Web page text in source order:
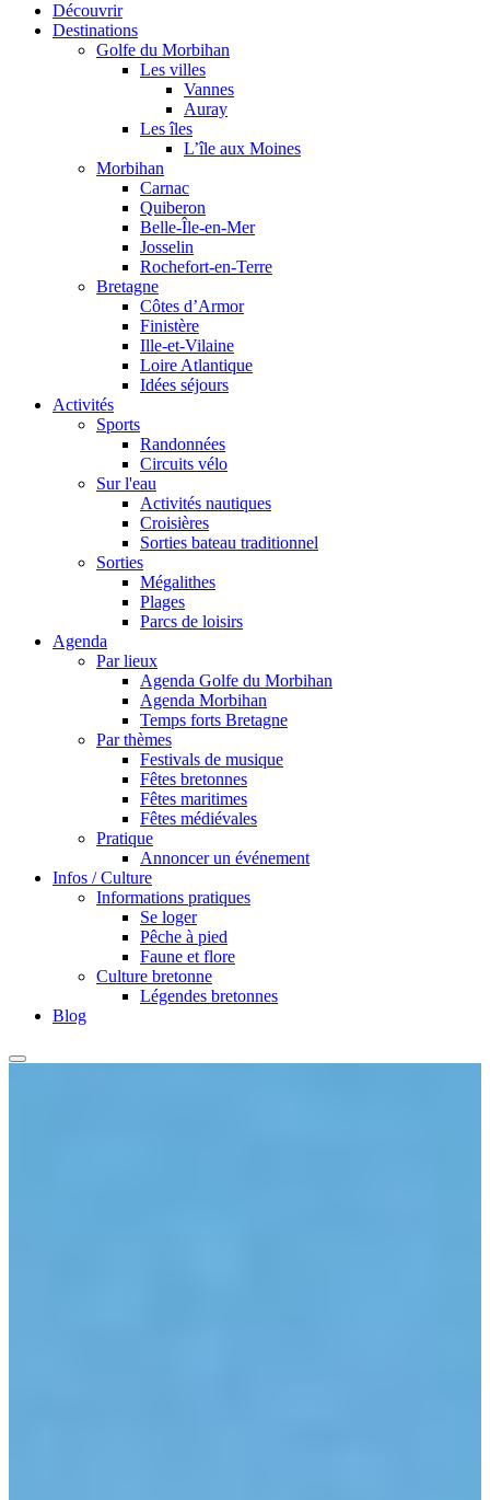
Découvrir
Destinations
Golfe du Morbihan
Les villes
Vannes
Auray
Les îles
L’île aux Moines
Morbihan
Carnac
Quiberon
Belle-Île-en-Mer
Josselin
Rochefort-en-Terre
Bretagne
Côtes d’Armor
Finistère
Ille-et-Vilaine
Loire Atlantique
Idées séjours
Activités
Sports
Randonnées
Circuits vélo
Sur l'eau
Activités nautiques
Croisières
Sorties bateau traditionnel
Sorties
Mégalithes
Plages
Parcs de loisirs
Agenda
Par lieux
Agenda Golfe du Morbihan
Agenda Morbihan
Temps forts Bretagne
Par thèmes
Festivals de musique
Fêtes bretonnes
Fêtes maritimes
Fêtes médiévales
Pratique
Annoncer un événement
Infos / Culture
Informations pratiques
Se loger
Pêche à pied
Faune et flore
Culture bretonne
Légendes bretonnes
Blog